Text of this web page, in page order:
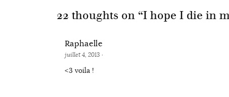
22 thoughts on “I hope I die in
Raphaelle
juillet 4, 2013 ·
<3 voila !